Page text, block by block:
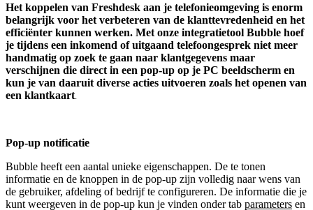
Het koppelen van Freshdesk aan je telefonieomgeving is enorm
belangrijk voor het verbeteren van de klanttevredenheid en het
efficiënter kunnen werken. Met onze integratietool Bubble hoef
je tijdens een inkomend of uitgaand telefoongesprek niet meer
handmatig op zoek te gaan naar klantgegevens maar
verschijnen die direct in een pop-up op je PC beeldscherm en
kun je van daaruit diverse acties uitvoeren zoals het openen van
een klantkaart
Pop-up notificatie
Bubble heeft een aantal unieke eigenschappen. De te tonen
informatie en de knoppen in de pop-up zijn volledig naar wens van
de gebruiker, afdeling of bedrijf te configureren. De informatie die je
kunt weergeven in de pop-up kun je vinden onder tab parameters en